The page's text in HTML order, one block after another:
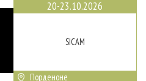
20-23.10.2026
SICAM
Порденоне